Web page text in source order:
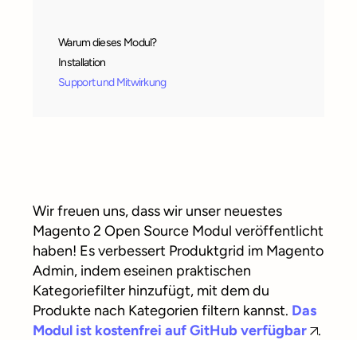
Warum dieses Modul?
Installation
Support und Mitwirkung
Wir freuen uns, dass wir unser neuestes
Magento 2 Open Source Modul veröffentlicht
haben! Es verbessert Produktgrid im Magento
Admin, indem eseinen praktischen
Kategoriefilter hinzufügt, mit dem du
Produkte nach Kategorien filtern kannst. Das
Modul ist kostenfrei auf GitHub verfügbar
.